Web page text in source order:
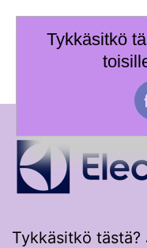
Taitoja toimia ja
Tykkäsitkö
Tykkäsitkö